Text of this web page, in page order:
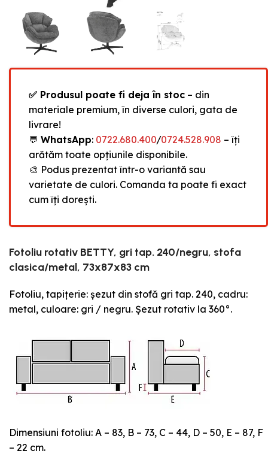
✅ Produsul poate fi deja în stoc – din
materiale premium, în diverse culori, gata de
livrare!
💬 WhatsApp: 0722.680.400/0724.528.908 – îți
arătăm toate opțiunile disponibile.
🎨 Podus prezentat într-o variantă sau
varietate de culori. Comanda ta poate fi exact
cum îți dorești.
Fotoliu rotativ BETTY, gri tap. 240/negru, stofa
clasica/metal, 73x87x83 cm
Fotoliu, tapițerie: șezut din stofă gri tap. 240, cadru:
metal, culoare: gri / negru. Șezut rotativ la 360°.
Dimensiuni fotoliu: A – 83, B – 73, C – 44, D – 50, E – 87, F
– 22 cm.